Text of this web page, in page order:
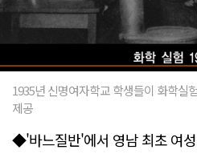
1935년 신명여자학교 학생들이 화학실
제공
◆'바느질반'에서 영남 최초 여